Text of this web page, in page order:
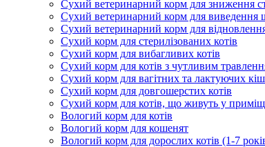
Сухий ветеринарний корм для зниження
Сухий ветеринарний корм для виведення
Сухий ветеринарний корм для
Сухий корм для стерилізованих котів
Сухий корм для вибагливих котів
Сухий корм для котів з чутливим
Сухий корм для вагітних та лактуючих
Сухий корм для довгошерстих котів
Сухий корм для котів, що живуть у
Вологий корм для котів
Вологий корм для кошенят
Вологий корм для дорослих котів (1-7